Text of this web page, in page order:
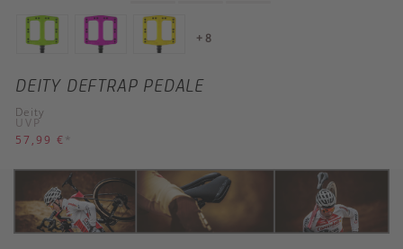
+ 8
DEITY DEFTRAP PEDALE
Deity
UVP
57,99 € *